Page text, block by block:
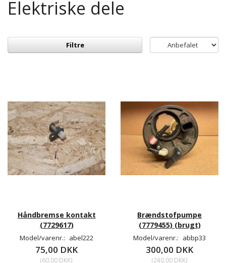
Elektriske dele
Filtre
Håndbremse kontakt
(7729617)
Model/varenr.: abel222
75,00 DKK
(60,00 DKK)
Brændstofpumpe
(7779455) (brugt)
Model/varenr.: abbp33
300,00 DKK
(240,00 DKK)